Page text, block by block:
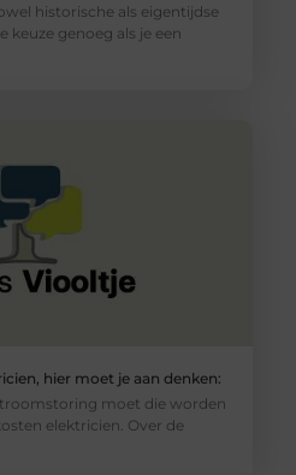
historische als eigentijdse
keuze genoeg als je een
hier moet je aan denken:
moet die worden
elektricien. Over de